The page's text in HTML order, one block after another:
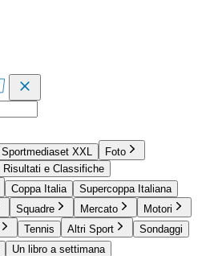
Sportmediaset XXL
Foto
Risultati e Classifiche
Coppa Italia
Supercoppa Italiana
Squadre Mercato
Motori
Tennis Altri Sport
Sondaggi
Un libro a settimana